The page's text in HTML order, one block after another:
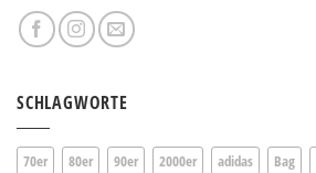
SCHLAGWORTE
70er 80er 90er 2000er adidas Bag